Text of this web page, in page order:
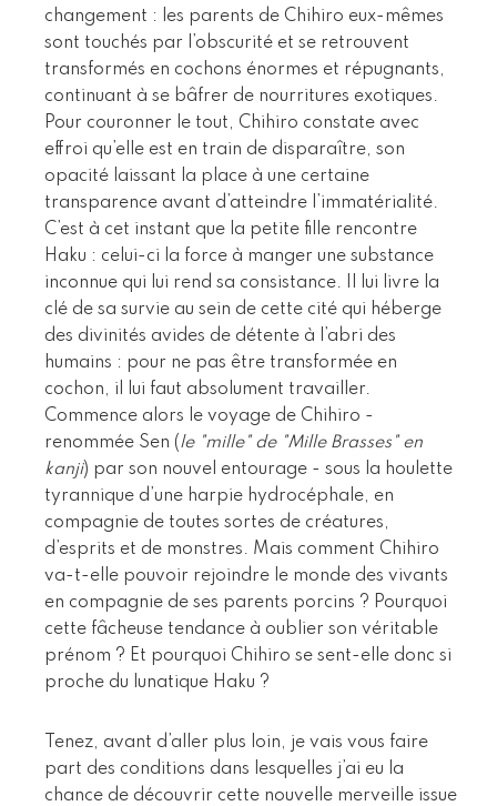
changement : les parents de Chihiro eux-mêmes
sont touchés par l’obscurité et se retrouvent
transformés en cochons énormes et répugnants,
continuant à se bâfrer de nourritures exotiques.
Pour couronner le tout, Chihiro constate avec
effroi qu’elle est en train de disparaître, son
opacité laissant la place à une certaine
transparence avant d’atteindre l’immatérialité.
C’est à cet instant que la petite fille rencontre
Haku : celui-ci la force à manger une substance
inconnue qui lui rend sa consistance. Il lui livre la
clé de sa survie au sein de cette cité qui héberge
des divinités avides de détente à l’abri des
humains : pour ne pas être transformée en
cochon, il lui faut absolument travailler.
Commence alors le voyage de Chihiro -
renommée Sen (le "mille" de "Mille Brasses" en
kanji) par son nouvel entourage - sous la houlette
tyrannique d’une harpie hydrocéphale, en
compagnie de toutes sortes de créatures,
d’esprits et de monstres. Mais comment Chihiro
va-t-elle pouvoir rejoindre le monde des vivants
en compagnie de ses parents porcins ? Pourquoi
cette fâcheuse tendance à oublier son véritable
prénom ? Et pourquoi Chihiro se sent-elle donc si
proche du lunatique Haku ?
Tenez, avant d’aller plus loin, je vais vous faire
part des conditions dans lesquelles j’ai eu la
chance de découvrir cette nouvelle merveille issue